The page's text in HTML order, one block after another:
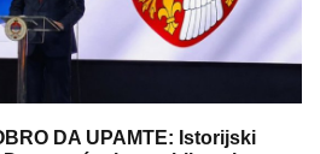
DA UPAMTE: Istorijski